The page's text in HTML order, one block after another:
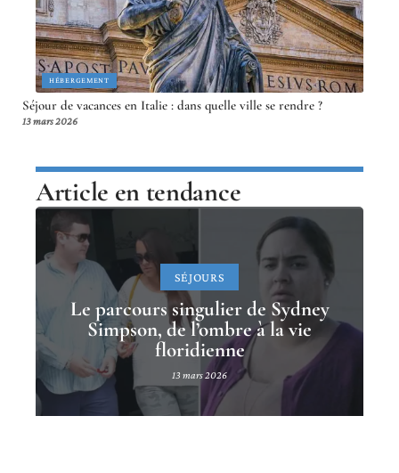
HÉBERGEMENT
Séjour de vacances en Italie : dans quelle ville se rendre ?
13 mars 2026
Article en tendance
SÉJOURS
Le parcours singulier de Sydney
Simpson, de l’ombre à la vie
floridienne
13 mars 2026